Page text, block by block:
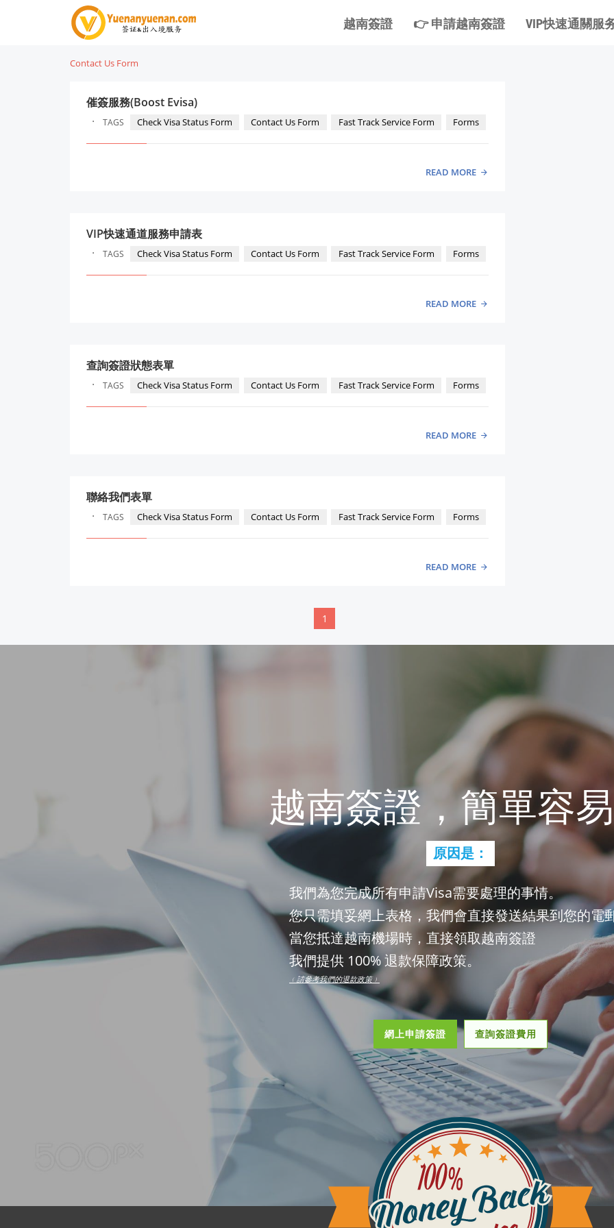
越南簽證 👉 申請越南簽證 VIP快速通關服
Contact Us Form
催簽服務(Boost Evisa)
·
TAGS Check Visa Status Form Contact Us Form Fast Track Service Form Forms
READ MORE
VIP快速通道服務申請表
·
TAGS Check Visa Status Form Contact Us Form Fast Track Service Form Forms
READ MORE
查詢簽證狀態表單
·
TAGS Check Visa Status Form Contact Us Form Fast Track Service Form Forms
READ MORE
聯絡我們表單
·
TAGS Check Visa Status Form Contact Us Form Fast Track Service Form Forms
READ MORE
1
越南簽證，簡單容
原因是：
我們為您完成所有申請Visa需要處理的事情。
您只需填妥網上表格，我們會直接發送結果到您的電
當您抵達越南機場時，直接領取越南簽證
我們提供 100% 退款保障政策。
﹙請參考我們的退款政策﹚
網上申請簽證 查詢簽證費用